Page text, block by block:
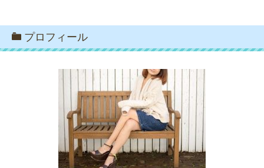
プロフィール